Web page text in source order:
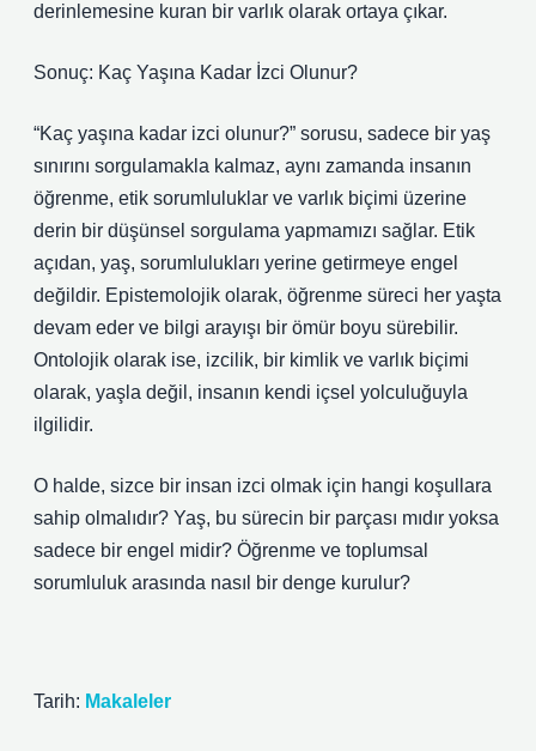
derinlemesine kuran bir varlık olarak ortaya çıkar.
Sonuç: Kaç Yaşına Kadar İzci Olunur?
“Kaç yaşına kadar izci olunur?” sorusu, sadece bir yaş
sınırını sorgulamakla kalmaz, aynı zamanda insanın
öğrenme, etik sorumluluklar ve varlık biçimi üzerine
derin bir düşünsel sorgulama yapmamızı sağlar. Etik
açıdan, yaş, sorumlulukları yerine getirmeye engel
değildir. Epistemolojik olarak, öğrenme süreci her yaşta
devam eder ve bilgi arayışı bir ömür boyu sürebilir.
Ontolojik olarak ise, izcilik, bir kimlik ve varlık biçimi
olarak, yaşla değil, insanın kendi içsel yolculuğuyla
ilgilidir.
O halde, sizce bir insan izci olmak için hangi koşullara
sahip olmalıdır? Yaş, bu sürecin bir parçası mıdır yoksa
sadece bir engel midir? Öğrenme ve toplumsal
sorumluluk arasında nasıl bir denge kurulur?
Tarih: Makaleler